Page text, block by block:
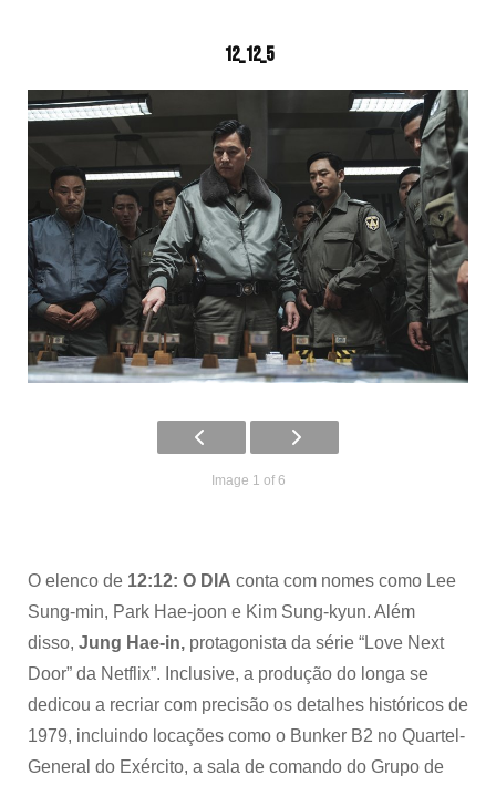
12_12_5
Image 1 of 6
O elenco de 12:12: O DIA conta com nomes como Lee
Sung-min, Park Hae-joon e Kim Sung-kyun. Além
disso, Jung Hae-in, protagonista da série “Love Next
Door” da Netflix”. Inclusive, a produção do longa se
dedicou a recriar com precisão os detalhes históricos de
1979, incluindo locações como o Bunker B2 no Quartel-
General do Exército, a sala de comando do Grupo de